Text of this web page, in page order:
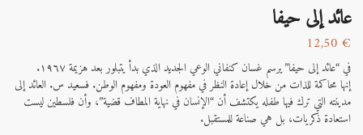
عائد إلى حيفا
12,50 €
في “عائد إلى حيفا” يرسم غسان كنفاني الوعي الجديد الذي بدأ يتبلور بعد هزيمة ١٩٦٧.
إنها محاكمة للذات من خلال إعادة النظر في مفهوم العودة ومفهوم الوطن. فسعيد س. العائد إلى
مدينته التي ترك فيها طفله يكتشف أن “الإنسان في نهاية المطاف قضية”، وأن فلسطين ليست
استعادة ذكريات، بل هي صناعة للمستقبل.